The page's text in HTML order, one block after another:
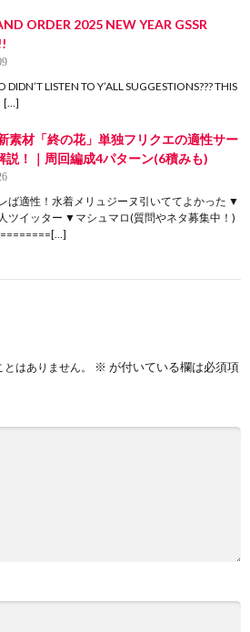
ORDER 2025 NEW YEAR GSSR
DIDN’T LISTEN TO Y’ALL SUGGESTIONS??? THIS
[…]
素材「終の花」単独フリクエの適性サー
説！｜周回編成4パターン(6積みも)
ば適性！水着メリュジーヌ引いててよかった ▼
ツイッター ▼マシュマロ(質問やネタ募集中！)
はありません。 ※ が付いている欄は必須項